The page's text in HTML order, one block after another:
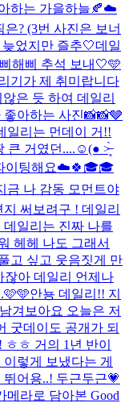
하는 가을하늘🍂☁️
? (3번 사진은 보너
었지만 즐추🤍데일
해삐 추석 보내🤍🩵
기가 제 취미랍니다
은 듯 하여 데일리
좋아하는 사진📸📸🩶
일리는 먼데이 거!!
큰 거였던....☺(● ˃̶͈̀
이팅해요☁️🍀 🎓🎓
금 나 감동 모먼트야
써보려구 ! 데일리
일리는 진짜 나를
헤헤 나도 그래서
고 싶고 웃음짓게 만
잖아 데일리 언제나
🩷🩵안뇽 데일리!! 지
겨보아요 오늘은 저
굿데이도 공개가 되
ㅎ 거의 1년 반이
렇게 보냈다는 게
어용..! 두근두근💗
메라로 담아본 Good